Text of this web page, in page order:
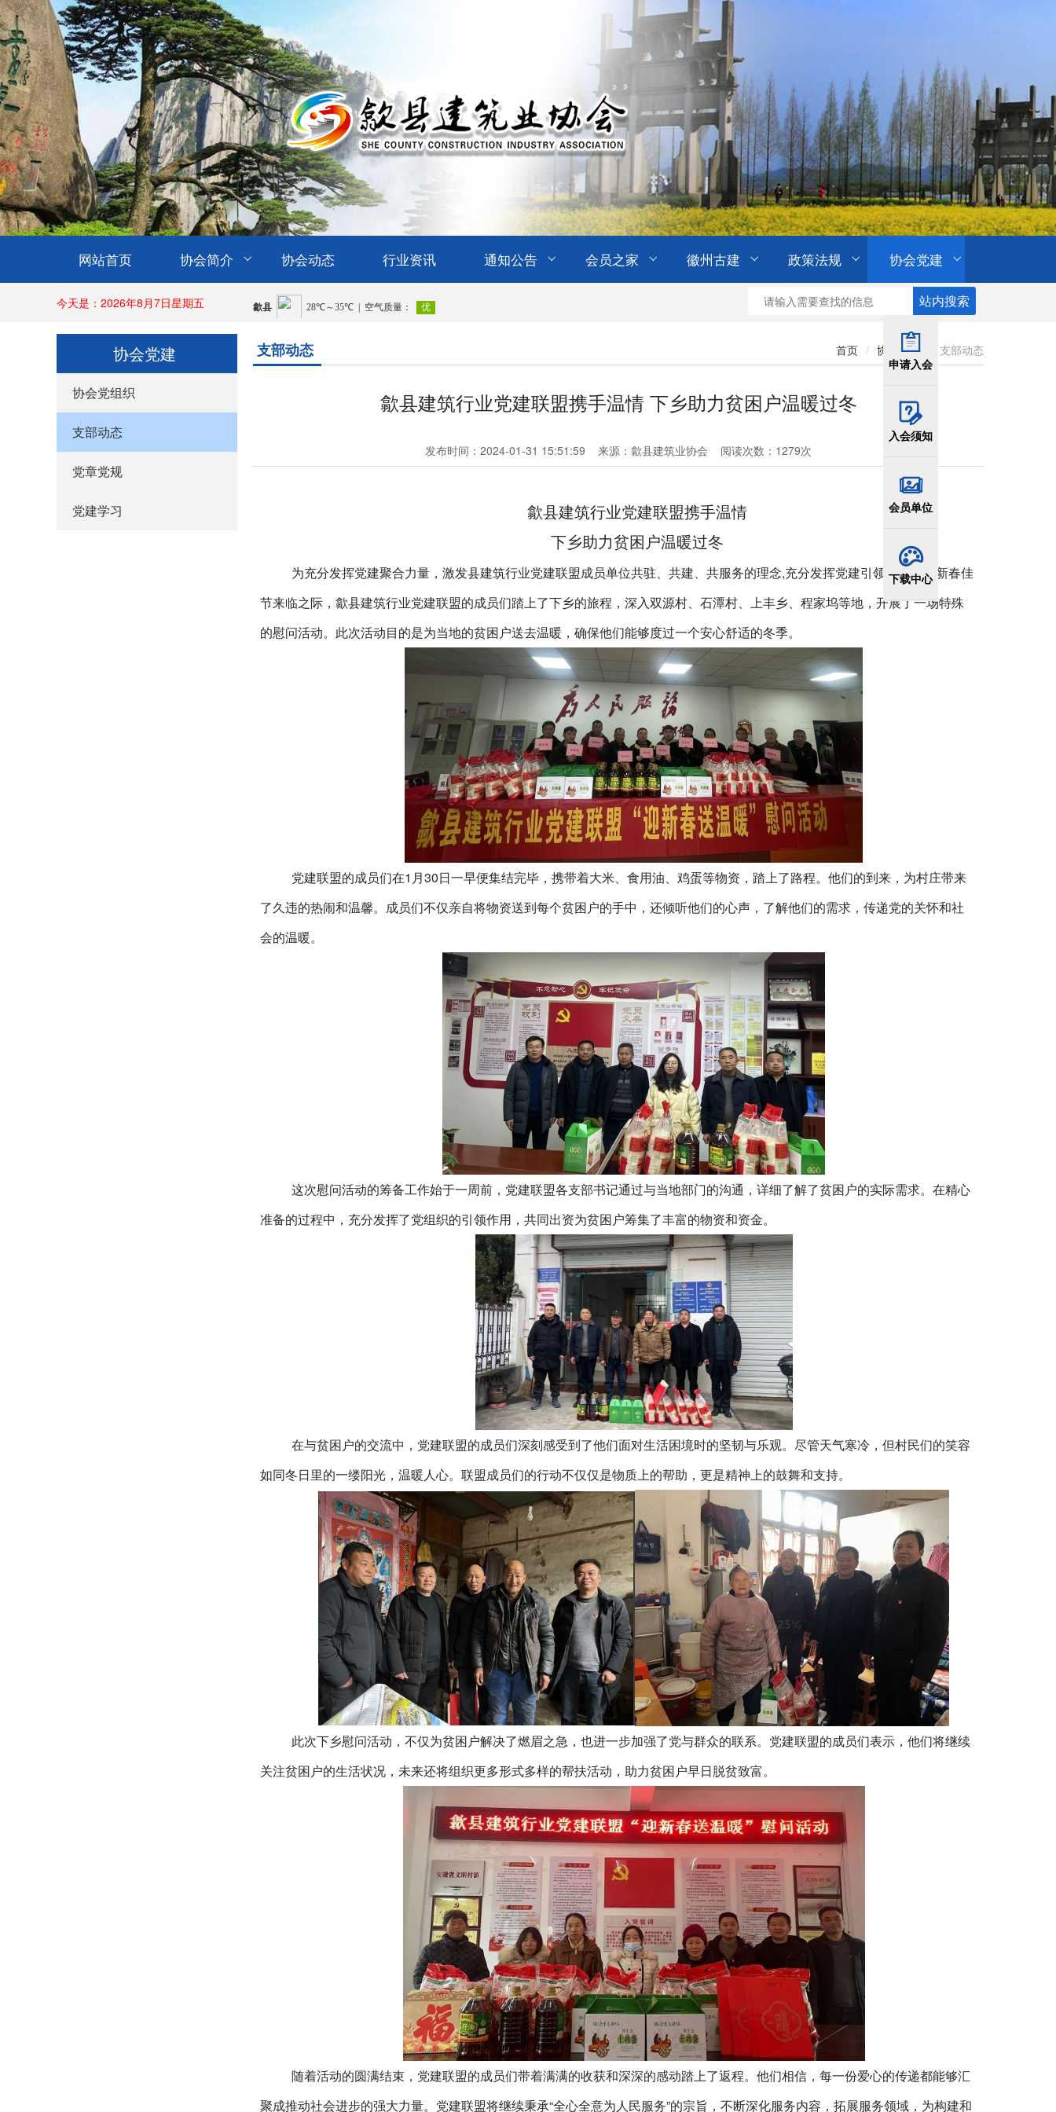
网站首页 协会简介 协会动态 行业资讯 通知公告 会员之家 徽州古建 政策法规 协会党建
今天是：2026年8月7日星期五
协会党建
协会党组织
支部动态
党章党规
党建学习
支部动态 首页 / 协会党建 支部动态
歙县建筑行业党建联盟携手温情 下乡助力贫困户温暖过冬
发布时间：2024-01-31 15:51:59 来源：歙县建筑业协会 阅读次数： 1279次
歙县建筑行业党建联盟携手温情
下乡助力贫困户温暖过冬
为充分发挥党建聚合力量，激发县建筑行业党建联盟成员单位共驻、共建、共服务的理念,充分发挥党建引领作用，在 新春佳
节来临之际，歙县建筑行业党建联盟的成员们踏上了下乡的旅程，深入双源村、石潭村、上丰乡、程家坞等地，开展了一场特殊
的慰问活动。此次活动目的是为当地的贫困户送去温暖，确保他们能够度过一个安心舒适的冬季。
党建联盟的成员们在1月30日一早便集结完毕，携带着大米、食用油、鸡蛋等物资，踏上了路程。他们的到来，为村庄带来
了久违的热闹和温馨。成员们不仅亲自将物资送到每个贫困户的手中，还倾听他们的心声，了解他们的需求，传递党的关怀和社
会的温暖。
这次慰问活动的筹备工作始于一周前，党建联盟各支部书记通过与当地部门的沟通，详细了解了贫困户的实际需求。在精心
准备的过程中，充分发挥了党组织的引领作用，共同出资为贫困户筹集了丰富的物资和资金。
在与贫困户的交流中，党建联盟的成员们深刻感受到了他们面对生活困境时的坚韧与乐观。尽管天气寒冷，但村民们的笑容
如同冬日里的一缕阳光，温暖人心。联盟成员们的行动不仅仅是物质上的帮助，更是精神上的鼓舞和支持。
此次下乡慰问活动，不仅为贫困户解决了燃眉之急，也进一步加强了党与群众的联系。党建联盟的成员们表示，他们将继续
关注贫困户的生活状况，未来还将组织更多形式多样的帮扶活动，助力贫困户早日脱贫致富。
随着活动的圆满结束，党建联盟的成员们带着满满的收获和深深的感动踏上了返程。他们相信，每一份爱心的传递都能够汇
聚成推动社会进步的强大力量。党建联盟将继续秉承“全心全意为人民服务”的宗旨，不断深化服务内容，拓展服务领域，为构建和
申请入会
入会须知
会员单位
下载中心